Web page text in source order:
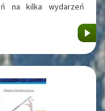
na kilka wydarzeń